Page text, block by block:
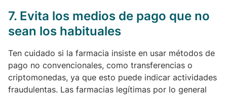
7. Evita los medios de pago que no
sean los habituales
Ten cuidado si la farmacia insiste en usar métodos de
pago no convencionales, como transferencias o
criptomonedas, ya que esto puede indicar actividades
fraudulentas. Las farmacias legítimas por lo general